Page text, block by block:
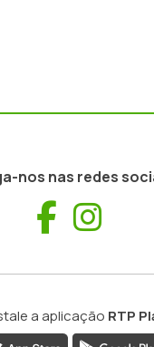
nos nas redes
a aplicação RTP